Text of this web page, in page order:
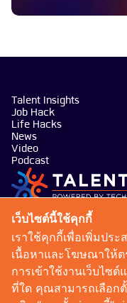
Talent Insights
Job Hack
Life Hacks
News
Video
Podcast
บริษัท เทคซอส มีเดีย จำกัด
101 ทรู ดิจิทัล พาร์ค อาคาร
ถนนสุขุมวิท แขวงบางจาก เขต
10260
เว็บไซต์นี้ใช้คุกกี้
เราใช้คุกกี้เพื่อเพิ่มปร
เนื้อหาและโฆษณาให้ต
การเข้าใช้งานเว็บไซ
ที่ใด คุณสามารถเลือก